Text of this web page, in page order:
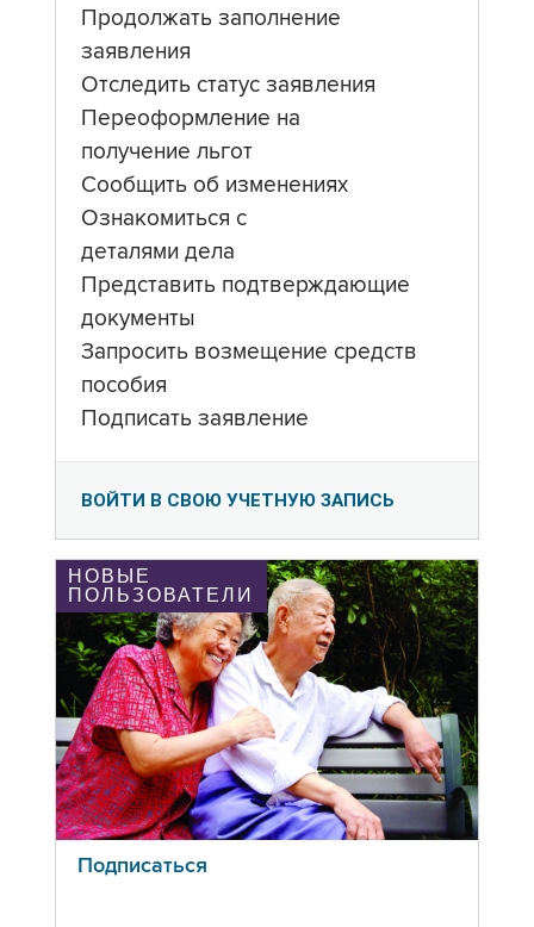
Продолжать заполнение
заявления
Отследить статус заявления
Переоформление на
получение льгот
Сообщить об изменениях
Ознакомиться с
деталями дела
Представить подтверждающие
документы
Запросить возмещение средств
пособия
Подписать заявление
ВОЙТИ В СВОЮ УЧЕТНУЮ ЗАПИСЬ
НОВЫЕ
ПОЛЬЗОВАТЕЛИ
Подписаться